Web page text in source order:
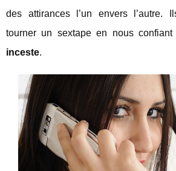
des attirances l’un envers l’autre.
tourner un sextape en nous
inceste.